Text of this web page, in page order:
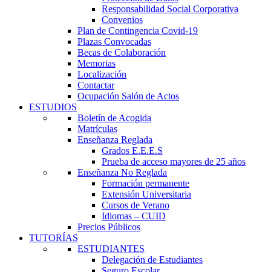
Responsabilidad Social Corporativa
Convenios
Plan de Contingencia Covid-19
Plazas Convocadas
Becas de Colaboración
Memorias
Localización
Contactar
Ocupación Salón de Actos
ESTUDIOS
Boletín de Acogida
Matrículas
Enseñanza Reglada
Grados E.E.E.S
Prueba de acceso mayores de 25 años
Enseñanza No Reglada
Formación permanente
Extensión Universitaria
Cursos de Verano
Idiomas – CUID
Precios Públicos
TUTORÍAS
ESTUDIANTES
Delegación de Estudiantes